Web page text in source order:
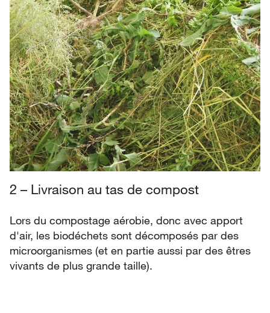
2 – Livraison au tas de compost
Lors du compostage aérobie, donc avec apport
d'air, les biodéchets sont décomposés par des
microorganismes (et en partie aussi par des êtres
vivants de plus grande taille).